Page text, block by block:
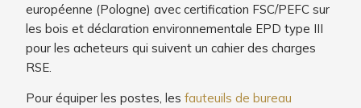
européenne (Pologne) avec certification FSC/PEFC sur
les bois et déclaration environnementale EPD type III
pour les acheteurs qui suivent un cahier des charges
RSE.
Pour équiper les postes, les fauteuils de bureau